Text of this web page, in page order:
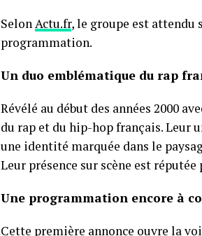
SelonActu.fr, le groupe est attendu
programmation.
Un duo emblématique du rap
Révélé au début des années 2000
du rap et du hip-hop français. Leur
une identité marquée dans le
Leur présence sur scène est
Une programmation encore à
Cette première annonce ouvre la